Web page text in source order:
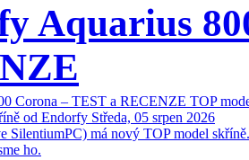
Aquarius
Corona – TEST a RECENZE TOP
od Endorfy Středa, 05 srpen 2026
SilentiumPC) má nový TOP model
ho.